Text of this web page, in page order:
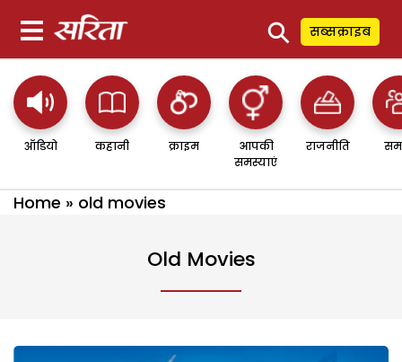
⚲ सब्सक्राइब
ऑडियो कहानी क्राइम
आपकी
समस्याएं
राजनीति
Home » old movies
Old Movies